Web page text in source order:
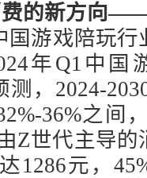
费的新方向
国游戏陪玩
年Q1中国
测，2024-
36%之间
Z世代主导
1286元，